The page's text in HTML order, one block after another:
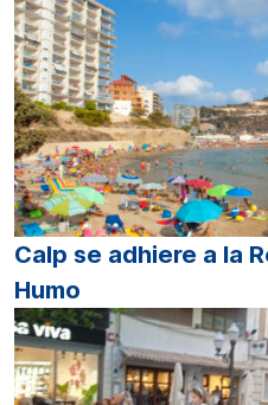
Calp se adhiere a la
Humo